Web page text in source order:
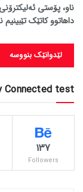
ناو، پۆستی
داهاتوو کاتێک
Connected test
137
Followers